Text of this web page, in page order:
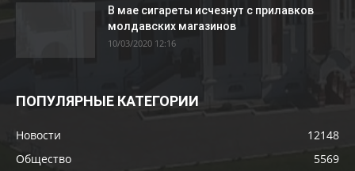
В мае сигареты исчезнут с прилавков
молдавских магазинов
10/03/2020 12:16
ПОПУЛЯРНЫЕ КАТЕГОРИИ
Новости
12148
Общество
5569